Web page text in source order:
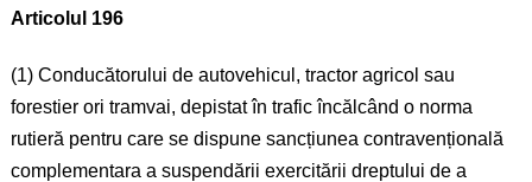
Articolul 196
(1) Conducătorului de autovehicul, tractor agricol sau
forestier ori tramvai, depistat în trafic încălcând o norma
rutieră pentru care se dispune sancțiunea contravențională
complementara a suspendării exercitării dreptului de a